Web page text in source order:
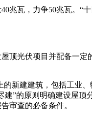
兆瓦，力争50兆瓦。“
顶光伏项目并配备一
新建建筑，包括工业
”的原则明确建设屋顶
审查的必备条件。